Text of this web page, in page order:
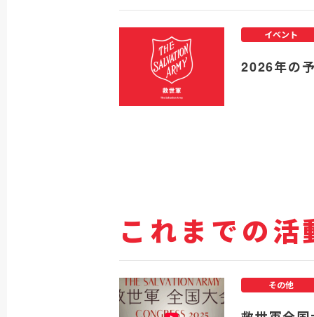
2026年の
イベント
これまでの活
その他